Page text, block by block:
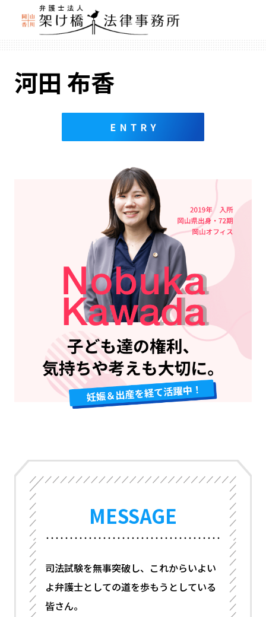
河田 布香
エ
ン
リ
ー
フ
ォ
ー
ム
MESSAGE
司法試験を無事突破し、これからいよい
よ弁護士としての道を歩もうとしている
皆さん。